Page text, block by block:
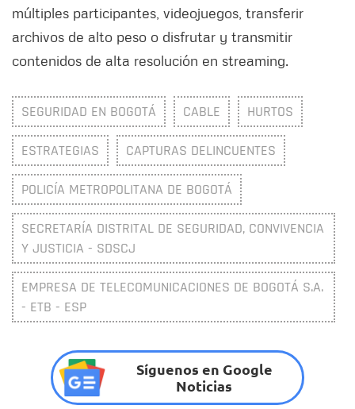
múltiples participantes, videojuegos, transferir
archivos de alto peso o disfrutar y transmitir
contenidos de alta resolución en streaming.
SEGURIDAD EN BOGOTÁ CABLE HURTOS
ESTRATEGIAS CAPTURAS DELINCUENTES
POLICÍA METROPOLITANA DE BOGOTÁ
SECRETARÍA DISTRITAL DE SEGURIDAD, CONVIVENCIA
Y JUSTICIA - SDSCJ
EMPRESA DE TELECOMUNICACIONES DE BOGOTÁ S.A.
- ETB - ESP
Síguenos en Google
Noticias